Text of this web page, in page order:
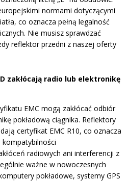
normami dotyczącymi
co oznacza pełną legalność
Nie musisz sprawdzać
reflektor przedni z naszej oferty
zakłócają radio lub elektronikę
EMC mogą zakłócać odbiór
pokładową ciągnika. Reflektory
certyfikat EMC R10, co oznacza
kompatybilności
radiowych ani interferencji z
ważne w nowoczesnych
pokładowe, systemy GPS